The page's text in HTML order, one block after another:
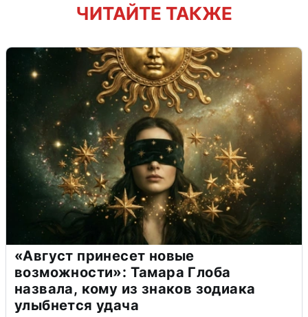
ЧИТАЙТЕ ТАКЖЕ
«Август принесет новые
возможности»: Тамара Глоба
назвала, кому из знаков зодиака
улыбнется удача